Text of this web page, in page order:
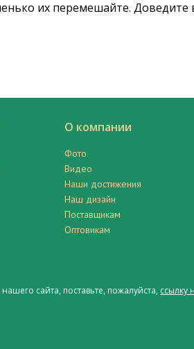
их перемешайте. Доведите
О компании
Фото
Видео
Наши достижения
Наш дизайн
Поставщикам
Оптовикам
сайта, поставьте, пожалуйста, ссылку